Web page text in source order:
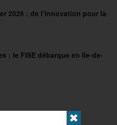
2026 : de l’innovation pour la
: le FISE débarque en Ile-de-
✖